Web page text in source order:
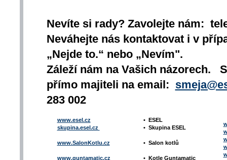
Nevíte si rady? Zavolejte nám:
Neváhejte nás kontaktovat i v
„Nejde to.“ nebo „Nevím".
Záleží nám na Vašich názorech.
přímo majiteli na email:
283 002
www.esel.cz
skupina.esel.cz
www.SalonKotlu.cz
www.guntamatic.cz
• ESEL
• Skupina ESEL
• Salon kotlů
• Kotle Guntamatic